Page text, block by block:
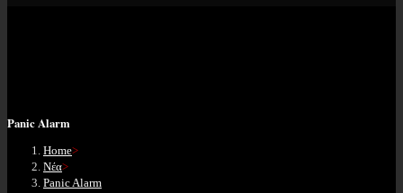
Panic Alarm
Home>
Νέα>
Panic Alarm